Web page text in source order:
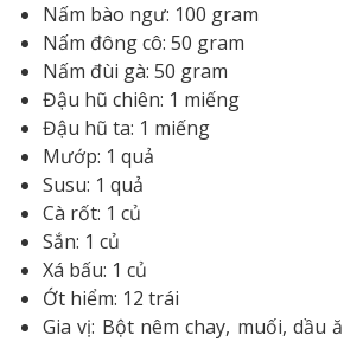
Nấm bào ngư: 100 gram
Nấm đông cô: 50 gram
Nấm đùi gà: 50 gram
Đậu hũ chiên: 1 miếng
Đậu hũ ta: 1 miếng
Mướp: 1 quả
Susu: 1 quả
Cà rốt: 1 củ
Sắn: 1 củ
Xá bấu: 1 củ
Ớt hiểm: 12 trái
Gia vị: Bột nêm chay, muối, dầu